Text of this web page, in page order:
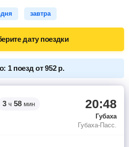
завтра
дату поездки
1 поезд от 952 р.
3 ч 58 мин 20:48
Губаха
Губаха-Пасс.